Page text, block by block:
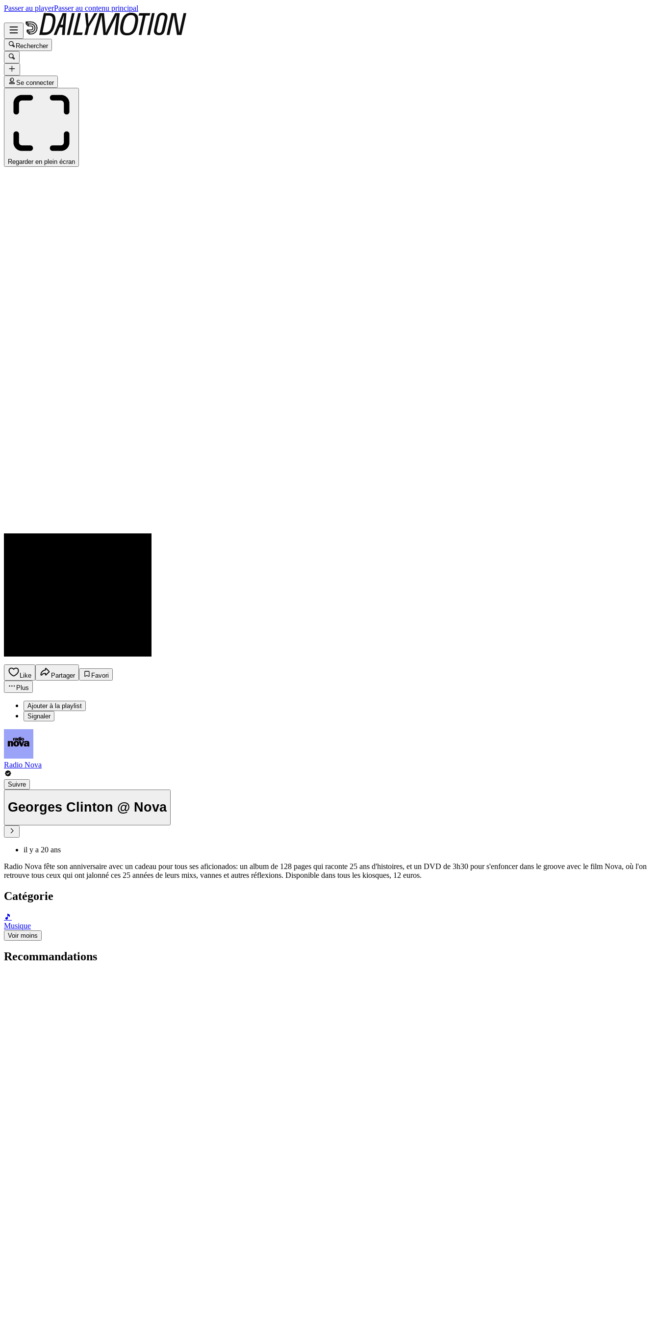
Passer au playerPasser au contenu principal
Rechercher
Se connecter
Regarder en plein écran
Like Partager
Favori
Plus
Ajouter à la playlist
Signaler
Radio Nova
Suivre
Georges Clinton @ Nova
il y a 20 ans
Radio Nova fête son anniversaire avec un cadeau pour tous ses aficionados: un album de 128 pages qui raconte 25 ans d'histoires, et un DVD de 3h30 pour s'enfoncer dans le groove avec le film Nova, où l'on
retrouve tous ceux qui ont jalonné ces 25 années de leurs mixs, vannes et autres réflexions. Disponible dans tous les kiosques, 12 euros.
Catégorie
🎵
Musique
Voir moins
Recommandations